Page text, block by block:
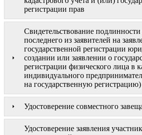
регистрации прав
Свидетельствование
последнего из заявителей на
государственной регистрации
создании или заявлении о
регистрации физического лица в
индивидуального
на государственную регистрацию)
Удостоверение совместного
Удостоверение заявления